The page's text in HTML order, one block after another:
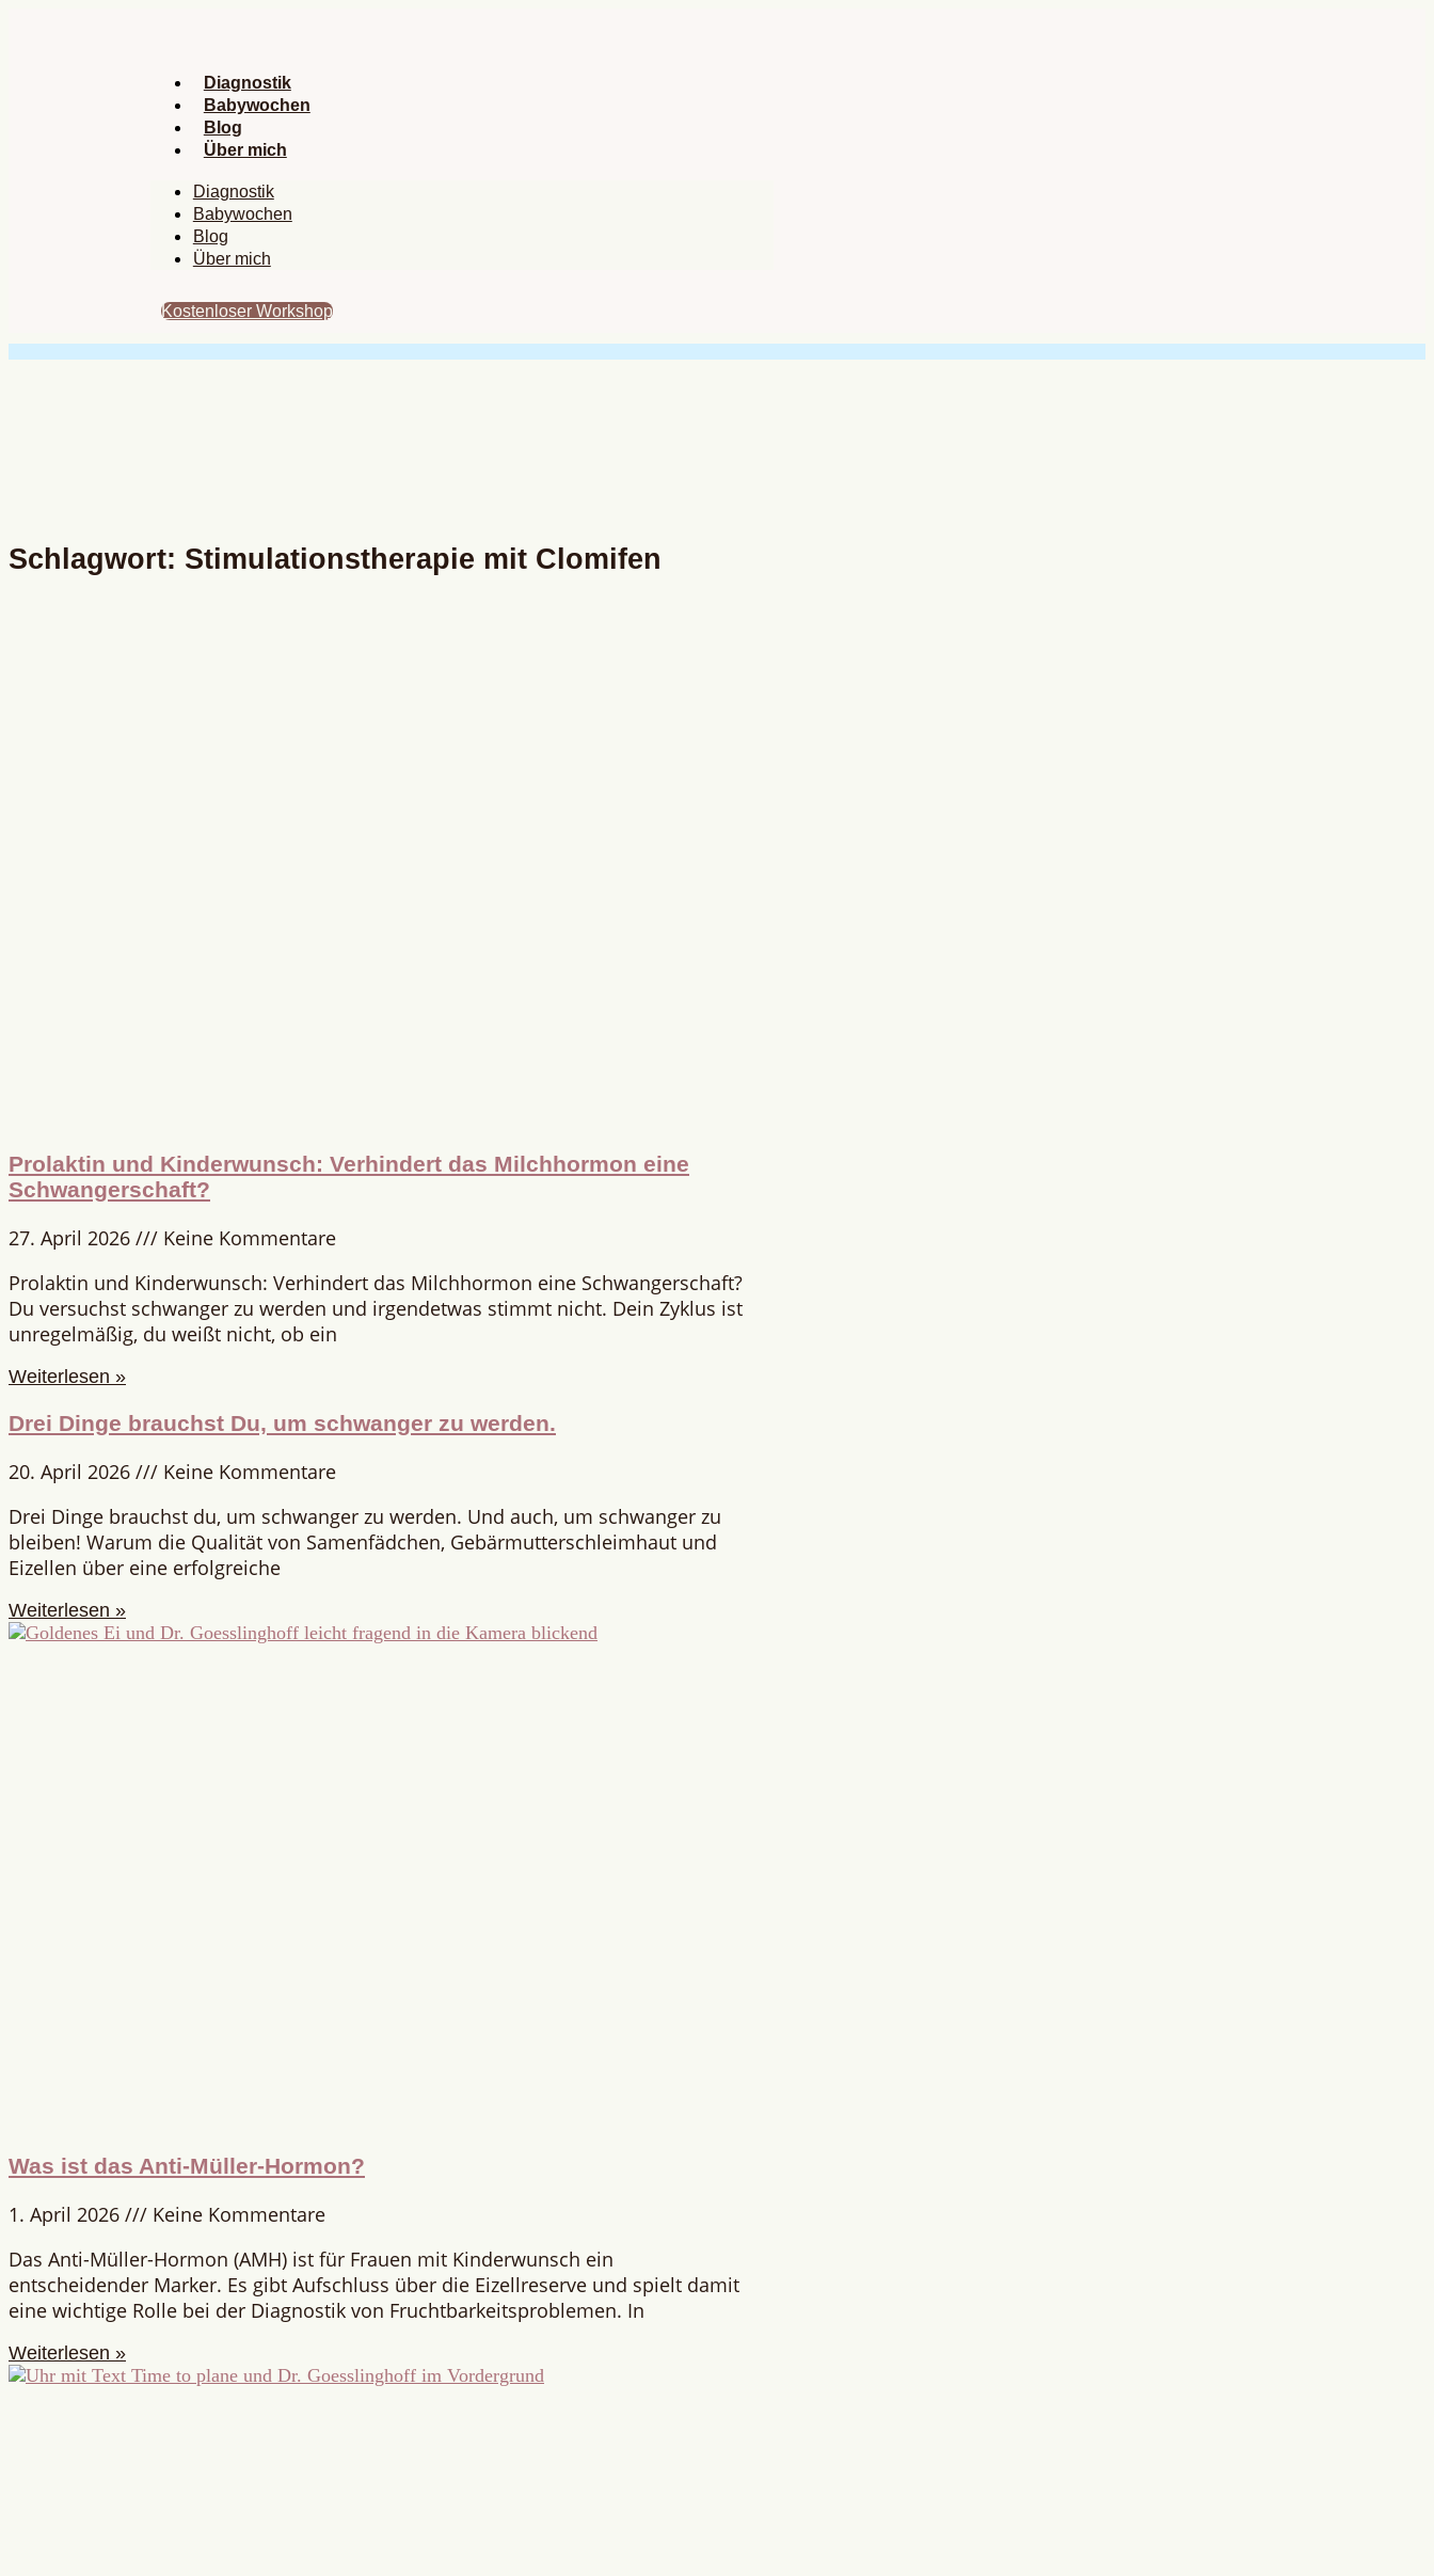
Diagnostik
Babywochen
Blog
Über mich
Diagnostik
Babywochen
Blog
Über mich
Kostenloser Workshop
Schlagwort: Stimulationstherapie mit Clomifen
Prolaktin und Kinderwunsch: Verhindert das Milchhormon eine
Schwangerschaft?
27. April 2026
Keine Kommentare
Prolaktin und Kinderwunsch: Verhindert das Milchhormon eine Schwangerschaft?
Du versuchst schwanger zu werden und irgendetwas stimmt nicht. Dein Zyklus ist
unregelmäßig, du weißt nicht, ob ein
Weiterlesen »
Drei Dinge brauchst Du, um schwanger zu werden.
20. April 2026
Keine Kommentare
Drei Dinge brauchst du, um schwanger zu werden. Und auch, um schwanger zu
bleiben! Warum die Qualität von Samenfädchen, Gebärmutterschleimhaut und
Eizellen über eine erfolgreiche
Weiterlesen »
Was ist das Anti-Müller-Hormon?
1. April 2026
Keine Kommentare
Das Anti-Müller-Hormon (AMH) ist für Frauen mit Kinderwunsch ein
entscheidender Marker. Es gibt Aufschluss über die Eizellreserve und spielt damit
eine wichtige Rolle bei der Diagnostik von Fruchtbarkeitsproblemen. In
Weiterlesen »